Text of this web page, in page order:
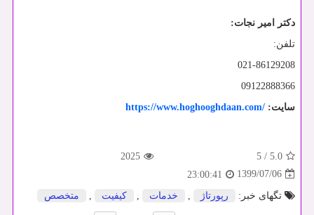
دکتر امیر نجات:
تلفن:
021-86129208
09122888366
سایت: https://www.hoghooghdaan.com/
5.0
/
5
2025
1399/07/06
23:00:41
تگهای خبر:
رپورتاژ خدمات كیفیت متخصص